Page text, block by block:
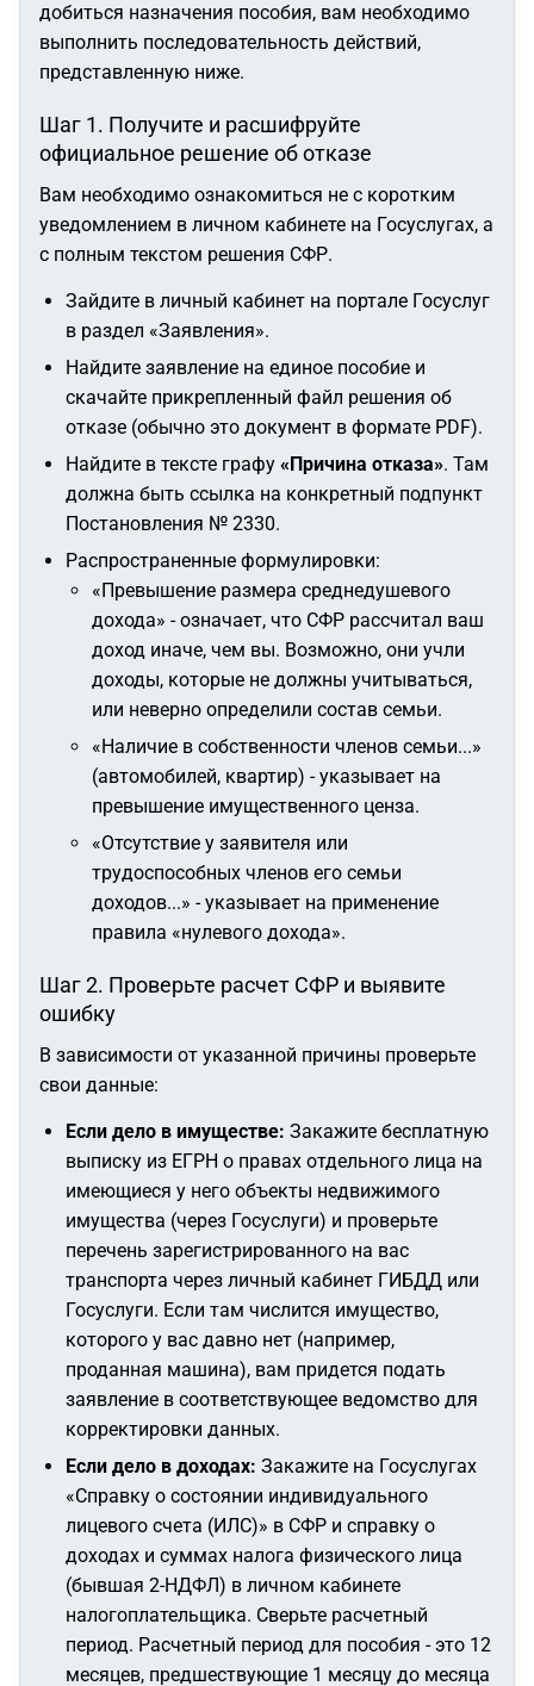
добиться назначения пособия, вам необходимо
выполнить последовательность действий,
представленную ниже.
Шаг 1. Получите и расшифруйте
официальное решение об отказе
Вам необходимо ознакомиться не с коротким
уведомлением в личном кабинете на Госуслугах, а
с полным текстом решения СФР.
Зайдите в личный кабинет на портале Госуслуг
в раздел «Заявления».
Найдите заявление на единое пособие и
скачайте прикрепленный файл решения об
отказе (обычно это документ в формате PDF).
Найдите в тексте графу «Причина отказа». Там
должна быть ссылка на конкретный подпункт
Постановления № 2330.
Распространенные формулировки:
«Превышение размера среднедушевого
дохода» - означает, что СФР рассчитал ваш
доход иначе, чем вы. Возможно, они учли
доходы, которые не должны учитываться,
или неверно определили состав семьи.
«Наличие в собственности членов семьи...»
(автомобилей, квартир) - указывает на
превышение имущественного ценза.
«Отсутствие у заявителя или
трудоспособных членов его семьи
доходов...» - указывает на применение
правила «нулевого дохода».
Шаг 2. Проверьте расчет СФР и выявите
ошибку
В зависимости от указанной причины проверьте
свои данные:
Если дело в имуществе: Закажите бесплатную
выписку из ЕГРН о правах отдельного лица на
имеющиеся у него объекты недвижимого
имущества (через Госуслуги) и проверьте
перечень зарегистрированного на вас
транспорта через личный кабинет ГИБДД или
Госуслуги. Если там числится имущество,
которого у вас давно нет (например,
проданная машина), вам придется подать
заявление в соответствующее ведомство для
корректировки данных.
Если дело в доходах: Закажите на Госуслугах
«Справку о состоянии индивидуального
лицевого счета (ИЛС)» в СФР и справку о
доходах и суммах налога физического лица
(бывшая 2-НДФЛ) в личном кабинете
налогоплательщика. Сверьте расчетный
период. Расчетный период для пособия - это 12
месяцев, предшествующие 1 месяцу до месяца